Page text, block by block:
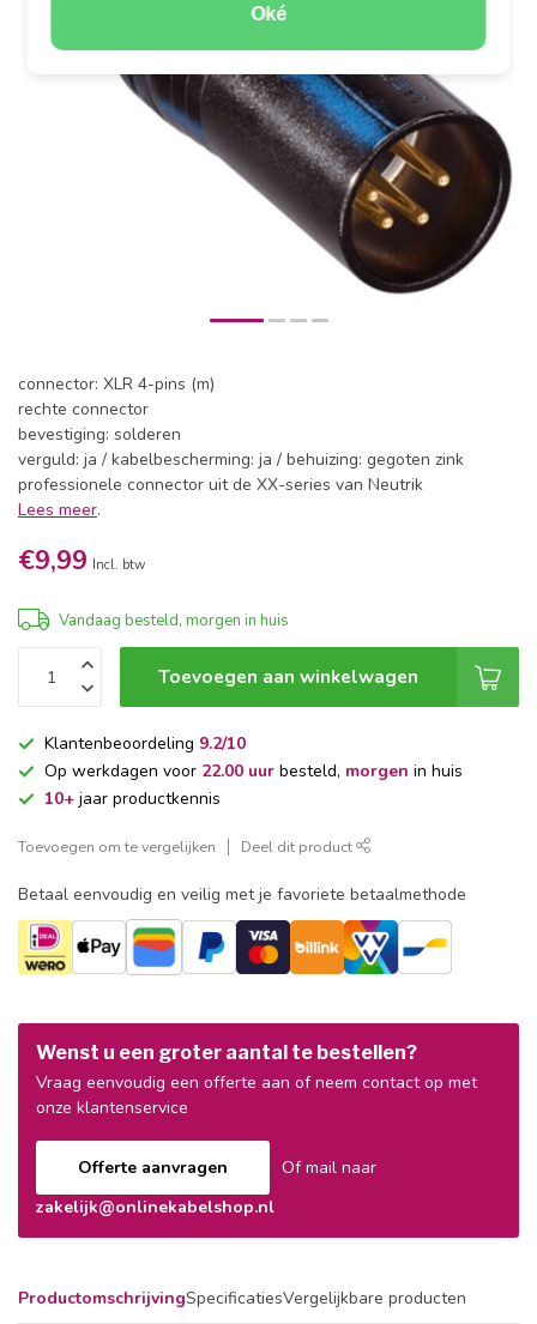
Oké
connector: XLR 4-pins (m)
rechte connector
bevestiging: solderen
verguld: ja / kabelbescherming: ja / behuizing: gegoten zink
professionele connector uit de XX-series van Neutrik
Lees meer.
€9,99 Incl. btw
Vandaag besteld, morgen in huis
Toevoegen aan winkelwagen
Klantenbeoordeling 9.2/10
Op werkdagen voor 22.00 uur besteld, morgen in huis
10+ jaar productkennis
Toevoegen om te vergelijken Deel dit product
Betaal eenvoudig en veilig met je favoriete betaalmethode
Wenst u een groter aantal te bestellen?
Vraag eenvoudig een offerte aan of neem contact op met
onze klantenservice
Offerte aanvragen
Of mail naar
zakelijk@onlinekabelshop.nl
ProductomschrijvingSpecificatiesVergelijkbare producten